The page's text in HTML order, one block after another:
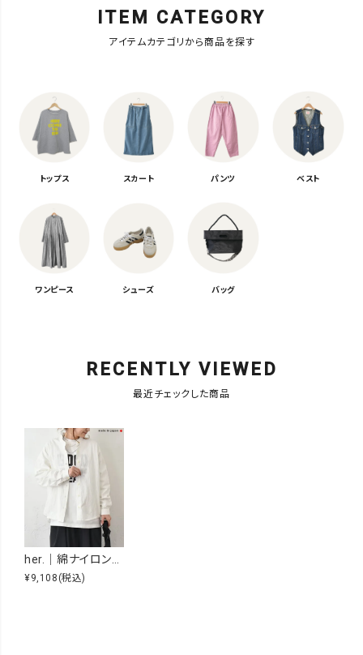
ITEM CATEGORY
アイテムカテゴリから商品を探す
トップス スカート パンツ ベスト
ワンピース シューズ バッグ
RECENTLY VIEWED
最近チェックした商品
her.｜綿ナイロンシャツ [[CE3SH230204C]][C]
¥9,108 (税込)